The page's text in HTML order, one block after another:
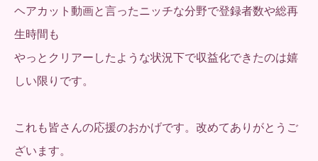
ヘアカット動画と言ったニッチな分野で登録者数や総再
生時間も
やっとクリアーしたような状況下で収益化できたのは嬉
しい限りです。
これも皆さんの応援のおかげです。改めてありがとうご
ざいます。